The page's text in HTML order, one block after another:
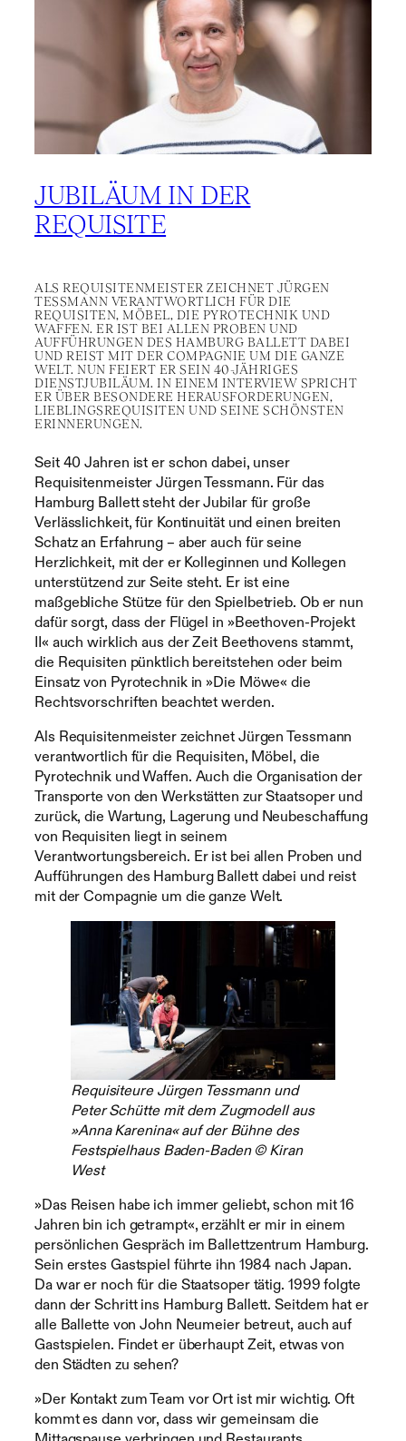
JUBILÄUM IN DER
REQUISITE
ALS REQUISITENMEISTER ZEICHNET JÜRGEN
TESSMANN VERANTWORTLICH FÜR DIE
REQUISITEN, MÖBEL, DIE PYROTECHNIK UND
WAFFEN. ER IST BEI ALLEN PROBEN UND
AUFFÜHRUNGEN DES HAMBURG BALLETT DABEI
UND REIST MIT DER COMPAGNIE UM DIE GANZE
WELT. NUN FEIERT ER SEIN 40-JÄHRIGES
DIENSTJUBILÄUM. IN EINEM INTERVIEW SPRICHT
ER ÜBER BESONDERE HERAUSFORDERUNGEN,
LIEBLINGSREQUISITEN UND SEINE SCHÖNSTEN
ERINNERUNGEN.
Seit 40 Jahren ist er schon dabei, unser
Requisitenmeister Jürgen Tessmann. Für das
Hamburg Ballett steht der Jubilar für große
Verlässlichkeit, für Kontinuität und einen breiten
Schatz an Erfahrung – aber auch für seine
Herzlichkeit, mit der er Kolleginnen und Kollegen
unterstützend zur Seite steht. Er ist eine
maßgebliche Stütze für den Spielbetrieb. Ob er nun
dafür sorgt, dass der Flügel in »Beethoven-Projekt
II« auch wirklich aus der Zeit Beethovens stammt,
die Requisiten pünktlich bereitstehen oder beim
Einsatz von Pyrotechnik in »Die Möwe« die
Rechtsvorschriften beachtet werden.
Als Requisitenmeister zeichnet Jürgen Tessmann
verantwortlich für die Requisiten, Möbel, die
Pyrotechnik und Waffen. Auch die Organisation der
Transporte von den Werkstätten zur Staatsoper und
zurück, die Wartung, Lagerung und Neubeschaffung
von Requisiten liegt in seinem
Verantwortungsbereich. Er ist bei allen Proben und
Aufführungen des Hamburg Ballett dabei und reist
mit der Compagnie um die ganze Welt.
Requisiteure Jürgen Tessmann und
Peter Schütte mit dem Zugmodell aus
»Anna Karenina« auf der Bühne des
Festspielhaus Baden-Baden © Kiran
West
»Das Reisen habe ich immer geliebt, schon mit 16
Jahren bin ich getrampt«, erzählt er mir in einem
persönlichen Gespräch im Ballettzentrum Hamburg.
Sein erstes Gastspiel führte ihn 1984 nach Japan.
Da war er noch für die Staatsoper tätig. 1999 folgte
dann der Schritt ins Hamburg Ballett. Seitdem hat er
alle Ballette von John Neumeier betreut, auch auf
Gastspielen. Findet er überhaupt Zeit, etwas von
den Städten zu sehen?
»Der Kontakt zum Team vor Ort ist mir wichtig. Oft
kommt es dann vor, dass wir gemeinsam die